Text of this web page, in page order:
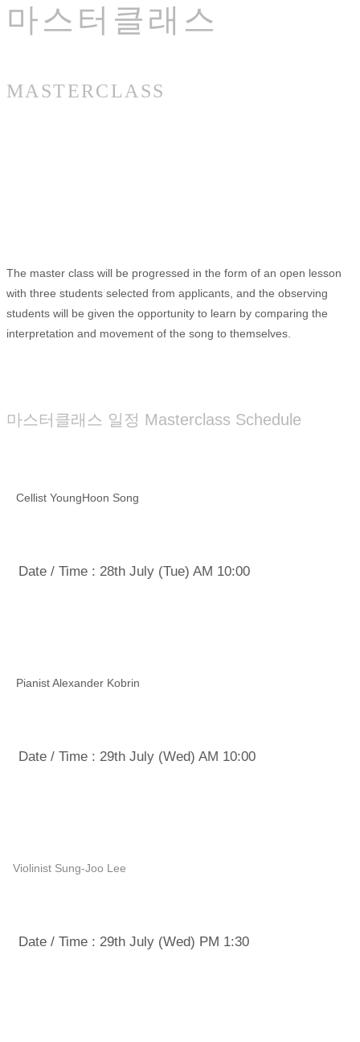
마스터클래스
MASTERCLASS
The master class will be progressed in the form of an open lesson
with three students selected from applicants, and the observing
students will be given the opportunity to learn by comparing the
interpretation and movement of the song to themselves.
마스터클래스 일정 Masterclass Schedule
Cellist YoungHoon Song
Date / Time : 28th July (Tue) AM 10:00
Pianist Alexander Kobrin
Date / Time : 29th July (Wed) AM 10:00
Violinist Sung-Joo Lee
Date / Time : 29th July (Wed) PM 1:30